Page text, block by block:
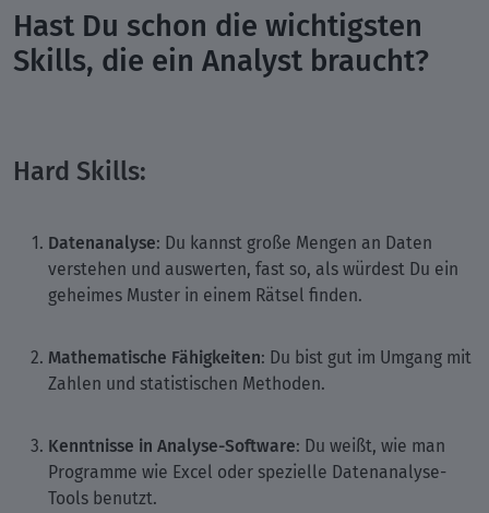
Hast Du schon die wichtigsten
Skills, die ein Analyst braucht?
Hard Skills:
Datenanalyse: Du kannst große Mengen an Daten
verstehen und auswerten, fast so, als würdest Du ein
geheimes Muster in einem Rätsel finden.
Mathematische Fähigkeiten: Du bist gut im Umgang mit
Zahlen und statistischen Methoden.
Kenntnisse in Analyse-Software: Du weißt, wie man
Programme wie Excel oder spezielle Datenanalyse-
Tools benutzt.